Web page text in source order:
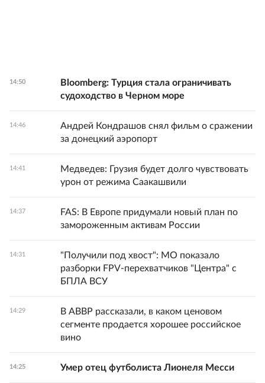
14:50
Bloomberg: Турция стала ограничивать
судоходство в Черном море
14:46
Андрей Кондрашов снял фильм о сражении
за донецкий аэропорт
14:41
Медведев: Грузия будет долго чувствовать
урон от режима Саакашвили
14:37
FAS: В Европе придумали новый план по
замороженным активам России
14:31
"Получили под хвост": МО показало
разборки FPV-перехватчиков "Центра" с
БПЛА ВСУ
14:29
В АВВР рассказали, в каком ценовом
сегменте продается хорошее российское
вино
14:25 Умер отец футболиста Лионеля Месси